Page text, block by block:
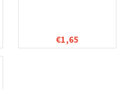
€1,65